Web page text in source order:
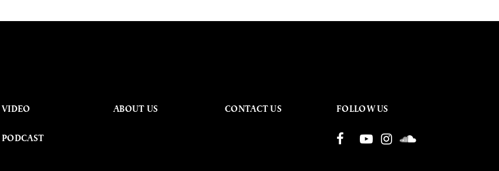
VIDEO
PODCAST
ABOUT US CONTACT US FOLLOW US